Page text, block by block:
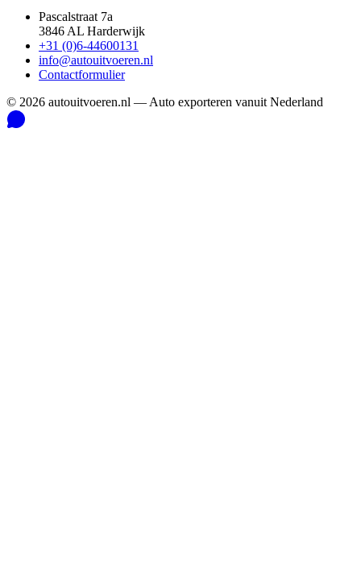
Pascalstraat 7a
3846 AL Harderwijk
+31 (0)6-44600131
info@autouitvoeren.nl
Contactformulier
© 2026 autouitvoeren.nl — Auto exporteren vanuit Nederland